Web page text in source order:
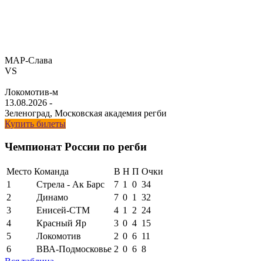
МАР-Слава
VS
Локомотив-м
13.08.2026 -
Зеленоград, Московская академия регби
Купить билеты
Чемпионат России по регби
Место Команда В Н П Очки
1
Стрела - Ак Барс 7 1 0 34
2
Динамо 7 0 1
32
3
Енисей-СТМ 4 1 2 24
4
Красный Яр 3 0 4 15
5
Локомотив 2 0 6 11
6
ВВА-Подмосковье 2 0 6 8